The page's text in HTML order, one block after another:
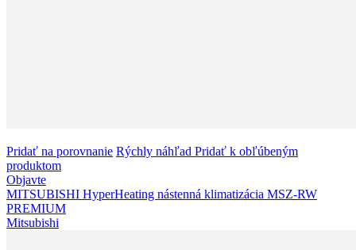
Pridať na porovnanie Rýchly náhľad Pridať k obľúbeným
produktom
Objavte
MITSUBISHI HyperHeating nástenná klimatizácia MSZ-RW
PREMIUM
Mitsubishi